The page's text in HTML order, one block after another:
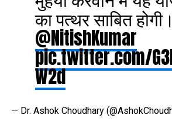
का पत्थर साबित होगी।
@NitishKumar
pic.twitter.com/
W2d
— Dr. Ashok Choudhary